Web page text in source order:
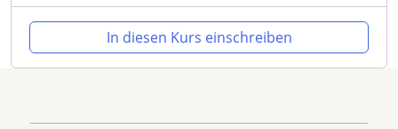
In diesen Kurs einschreiben